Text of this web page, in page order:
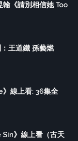
《請別相信她 Too
王道鐵 孫藝燃
》線上看: 36集全
Sin》線上看（古天